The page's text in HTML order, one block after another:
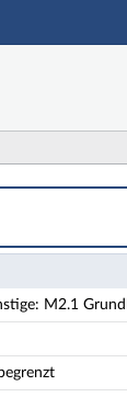
-
M2.1